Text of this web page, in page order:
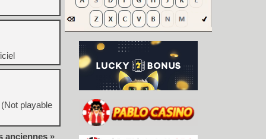
playable
anciennes »